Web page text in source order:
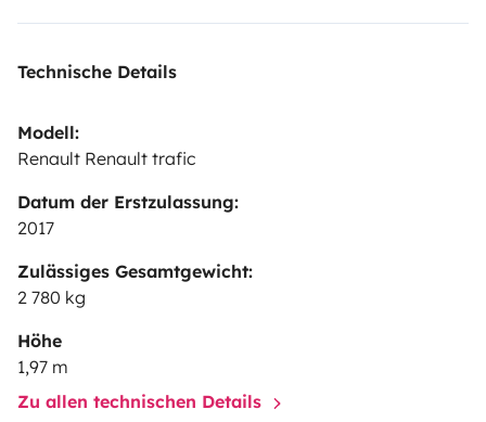
Technische Details
Modell:
Renault Renault trafic
Datum der Erstzulassung:
2017
Zulässiges Gesamtgewicht:
2 780 kg
Höhe
1,97 m
Zu allen technischen Details